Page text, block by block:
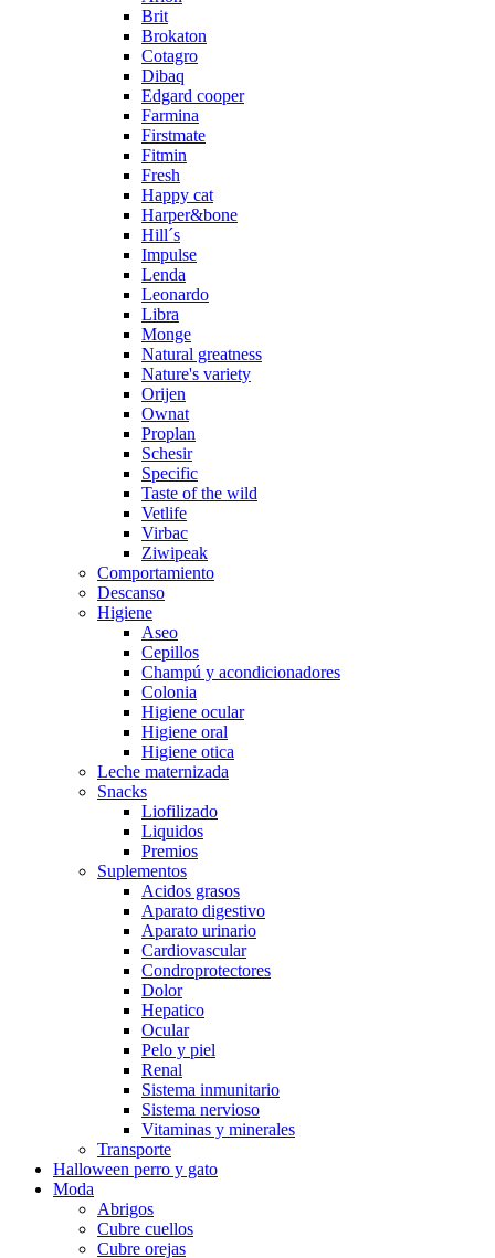
Brit
Brokaton
Cotagro
Dibaq
Edgard cooper
Farmina
Firstmate
Fitmin
Fresh
Happy cat
Harper&bone
Hill´s
Impulse
Lenda
Leonardo
Libra
Monge
Natural greatness
Nature's variety
Orijen
Ownat
Proplan
Schesir
Specific
Taste of the wild
Vetlife
Virbac
Ziwipeak
Comportamiento
Descanso
Higiene
Aseo
Cepillos
Champú y acondicionadores
Colonia
Higiene ocular
Higiene oral
Higiene otica
Leche maternizada
Snacks
Liofilizado
Liquidos
Premios
Suplementos
Acidos grasos
Aparato digestivo
Aparato urinario
Cardiovascular
Condroprotectores
Dolor
Hepatico
Ocular
Pelo y piel
Renal
Sistema inmunitario
Sistema nervioso
Vitaminas y minerales
Transporte
Halloween perro y gato
Moda
Abrigos
Cubre cuellos
Cubre orejas